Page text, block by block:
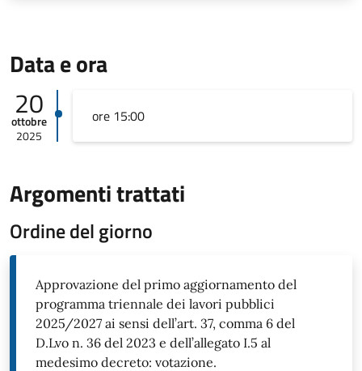
Data e ora
20
ottobre
2025
ore 15:00
Argomenti trattati
Ordine del giorno
Approvazione del primo aggiornamento del
programma triennale dei lavori pubblici
2025/2027 ai sensi dell’art. 37, comma 6 del
D.Lvo n. 36 del 2023 e dell’allegato I.5 al
medesimo decreto: votazione.